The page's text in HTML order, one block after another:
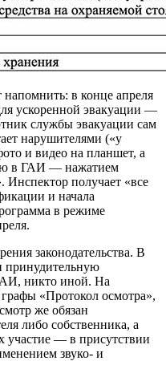
в конце апреля
ускоренной эвакуации —
службы эвакуации сам
нарушителями («у
и видео на планшет, а
в ГАИ — нажатием
Инспектор получает «все
и начала
в режиме
законодательства. В
принудительную
никто иной. На
«Протокол осмотра»,
же обязан
либо собственника, а
участие — в присутствии
звуко- и